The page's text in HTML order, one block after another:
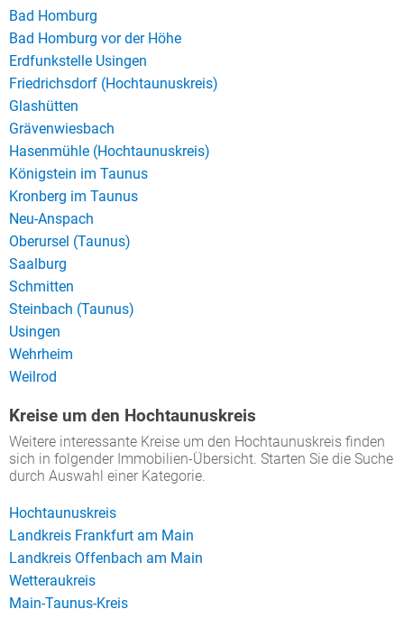
Bad Homburg
Bad Homburg vor der Höhe
Erdfunkstelle Usingen
Friedrichsdorf (Hochtaunuskreis)
Glashütten
Grävenwiesbach
Hasenmühle (Hochtaunuskreis)
Königstein im Taunus
Kronberg im Taunus
Neu-Anspach
Oberursel (Taunus)
Saalburg
Schmitten
Steinbach (Taunus)
Usingen
Wehrheim
Weilrod
Kreise um den Hochtaunuskreis
Weitere interessante Kreise um den Hochtaunuskreis finden
sich in folgender Immobilien-Übersicht. Starten Sie die Suche
durch Auswahl einer Kategorie.
Hochtaunuskreis
Landkreis Frankfurt am Main
Landkreis Offenbach am Main
Wetteraukreis
Main-Taunus-Kreis